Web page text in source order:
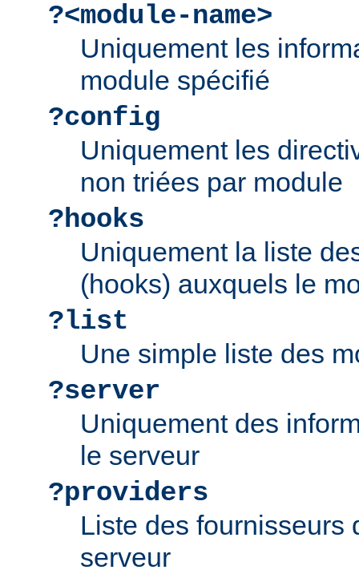
?<module-name>
Uniquement les
module spécifié
?config
Uniquement les
non triées par module
?hooks
Uniquement la liste
(hooks) auxquels le
?list
Une simple liste des
?server
Uniquement des
le serveur
?providers
Liste des fournisseurs
serveur